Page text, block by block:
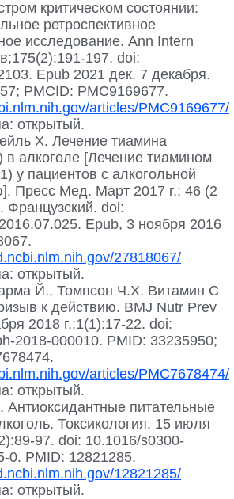
критическом состоянии:
ретроспективное
исследование. Ann Intern
197. doi:
Epub 2021 дек. 7 декабря.
PMCID: PMC9169677.
articles/PMC9169677/
открытый.
X. Лечение тиамина
в алкоголе [Лечение тиамином
у пациентов с алкогольной
Пресс Мед. Март 2017 г.; 46 (2
Французский. doi:
Epub, 3 ноября 2016
27818067/
открытый.
Й., Томпсон Ч.Х. Витамин С
к действию. BMJ Nutr Prev
2018 г.;1(1):17-22. doi:
2018-000010. PMID: 33235950;
articles/PMC7678474/
открытый.
Антиоксидантные питательные
Токсикология. 15 июля
97. doi: 10.1016/s0300-
0. PMID: 12821285.
12821285/
открытый.